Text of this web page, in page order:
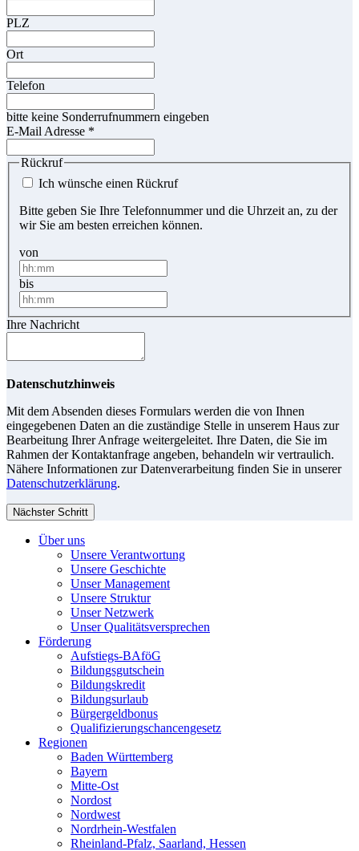
PLZ
Ort
Telefon
bitte keine Sonderrufnummern eingeben
E-Mail Adresse *
Rückruf
Ich wünsche einen Rückruf
Bitte geben Sie Ihre Telefonnummer und die Uhrzeit an, zu der
wir Sie am besten erreichen können.
von
bis
Ihre Nachricht
Datenschutzhinweis
Mit dem Absenden dieses Formulars werden die von Ihnen
eingegebenen Daten an die zuständige Stelle in unserem Haus zur
Bearbeitung Ihrer Anfrage weitergeleitet. Ihre Daten, die Sie im
Rahmen der Kontaktanfrage angeben, behandeln wir vertraulich.
Nähere Informationen zur Datenverarbeitung finden Sie in unserer
Datenschutzerklärung.
Nächster Schritt
Über uns
Unsere Verantwortung
Unsere Geschichte
Unser Management
Unsere Struktur
Unser Netzwerk
Unser Qualitätsversprechen
Förderung
Aufstiegs-BAföG
Bildungsgutschein
Bildungskredit
Bildungsurlaub
Bürgergeldbonus
Qualifizierungschancengesetz
Regionen
Baden Württemberg
Bayern
Mitte-Ost
Nordost
Nordwest
Nordrhein-Westfalen
Rheinland-Pfalz, Saarland, Hessen